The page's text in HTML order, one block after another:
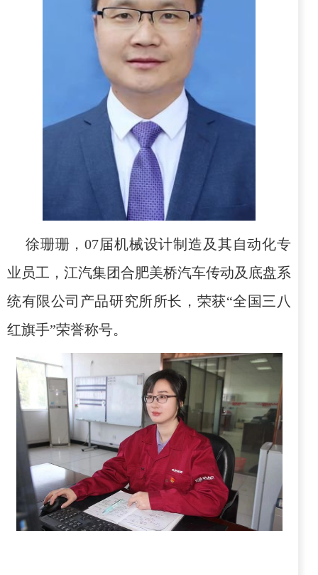
徐珊珊，07届机械设计制造及其自动化专
业员工，江汽集团合肥美桥汽车传动及底盘系
统有限公司产品研究所所长，荣获“全国三八
红旗手”荣誉称号。